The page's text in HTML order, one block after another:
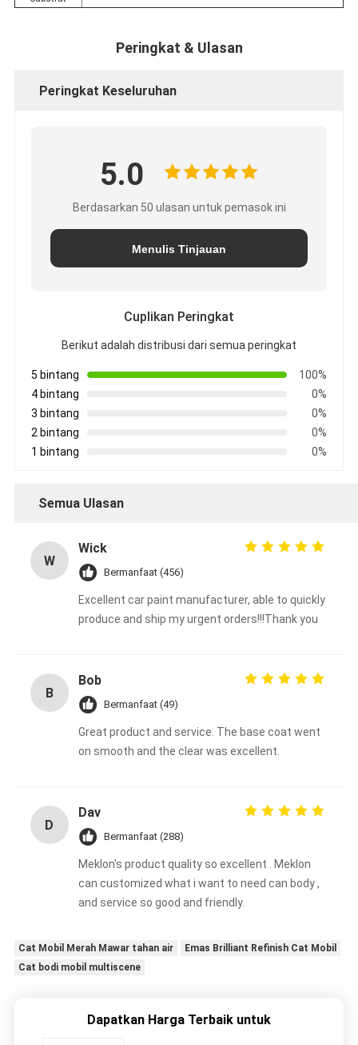
Peringkat & Ulasan
Peringkat Keseluruhan
5.0
Berdasarkan 50 ulasan untuk pemasok ini
Menulis Tinjauan
Cuplikan Peringkat
Berikut adalah distribusi dari semua peringkat
5 bintang
100%
4 bintang
0%
3 bintang
0%
2 bintang
0%
1 bintang
0%
Semua Ulasan
W
Wick
Bermanfaat (456)
Excellent car paint manufacturer, able to quickly
produce and ship my urgent orders!!!Thank you
B
Bob
Bermanfaat (49)
Great product and service. The base coat went
on smooth and the clear was excellent.
D
Dav
Bermanfaat (288)
Meklon's product quality so excellent . Meklon
can customized what i want to need can body ,
and service so good and friendly.
Cat Mobil Merah Mawar tahan air
Emas Brilliant Refinish Cat Mobil
Cat bodi mobil multiscene
Dapatkan Harga Terbaik untuk